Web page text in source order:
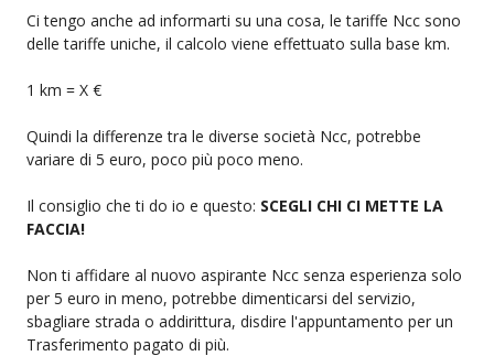
Ci tengo anche ad informarti su una cosa, le tariffe Ncc sono
delle tariffe uniche, il calcolo viene effettuato sulla base km.
1 km = X €
Quindi la differenze tra le diverse società Ncc, potrebbe
variare di 5 euro, poco più poco meno.
Il consiglio che ti do io e questo: SCEGLI CHI CI METTE LA
FACCIA!
Non ti affidare al nuovo aspirante Ncc senza esperienza solo
per 5 euro in meno, potrebbe dimenticarsi del servizio,
sbagliare strada o addirittura, disdire l'appuntamento per un
Trasferimento pagato di più.